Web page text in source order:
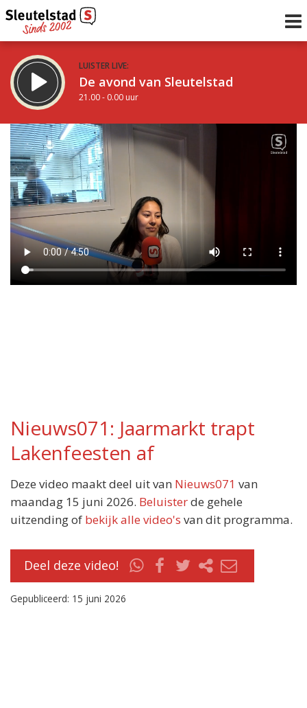
LUISTER LIVE:
De avond van Sleutelstad
21.00 - 0.00 uur
STRAKS:
De nacht van Sleutelstad
0.00 - 6.00 uur
Vorig uur
Inklappen
Nieuws071: Jaarmarkt trapt
Lakenfeesten af
Deze video maakt deel uit van Nieuws071 van
maandag 15 juni 2026. Beluisterde gehele
uitzending of bekijk alle video's van dit programma.
Deel deze video!
Gepubliceerd: 15 juni 2026